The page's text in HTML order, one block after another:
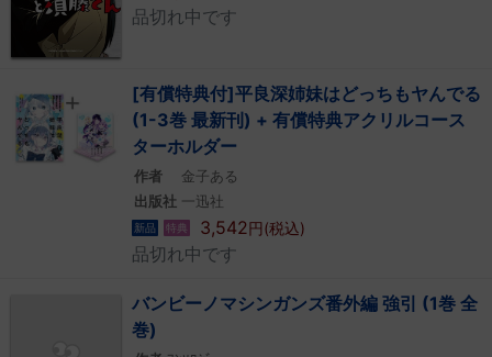
品切れ中です
[有償特典付]平良深姉妹はどっちもヤんでる
(1-3巻 最新刊) + 有償特典アクリルコース
ターホルダー
作者
金子ある
出版社
一迅社
新品 特典 3,542円(税込)
品切れ中です
バンビーノマシンガンズ番外編 強引 (1巻 全
巻)